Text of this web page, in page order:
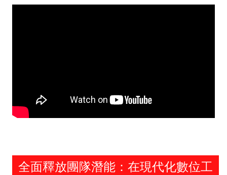
全面釋放團隊潛能：在現代化數位工